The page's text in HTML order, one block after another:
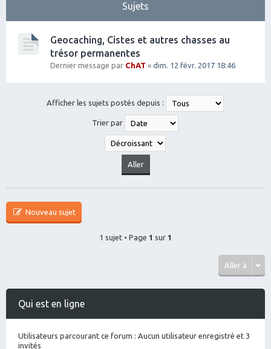
Sujets
Geocaching, Cistes et autres chasses au
trésor permanentes
Dernier message par ChAT « dim. 12 févr. 2017 18:46
Afficher les sujets postés depuis :
Trier par
Nouveau sujet
1 sujet • Page 1 sur 1
Aller à
Qui est en ligne
Utilisateurs parcourant ce forum : Aucun utilisateur enregistré et 3
invités